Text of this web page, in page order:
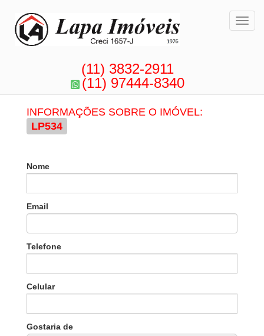
(11) 3832-2911
(11) 97444-8340
INFORMAÇÕES SOBRE O IMÓVEL:
LP534
Nome
Email
Telefone
Celular
Gostaria de